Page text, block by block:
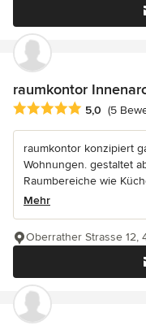
raumkontor
Durchschnittliche
5,0 (5
raumkontor konzipiert
Wohnungen. gestaltet
Raumbereiche wie
Mehr
Oberrather Strasse 12,